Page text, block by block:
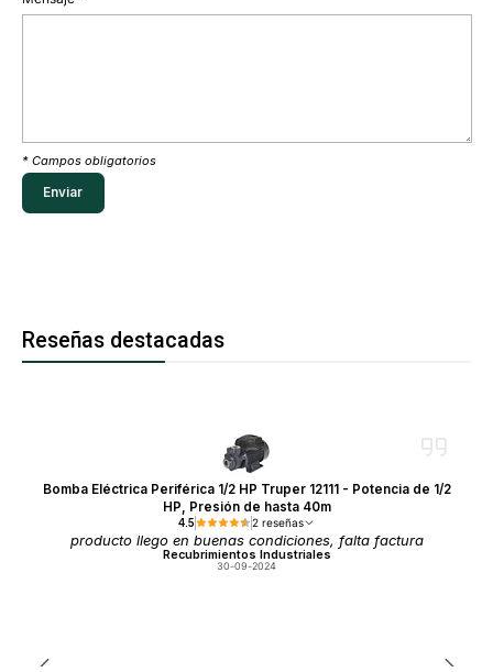
* Campos obligatorios
Reseñas destacadas
Bomba Eléctrica Periférica 1/2 HP Truper 12111 - Potencia de 1/2
HP, Presión de hasta 40m
4.5 2 reseñas
producto llego en buenas condiciones, falta factura
Recubrimientos Industriales
30-09-2024